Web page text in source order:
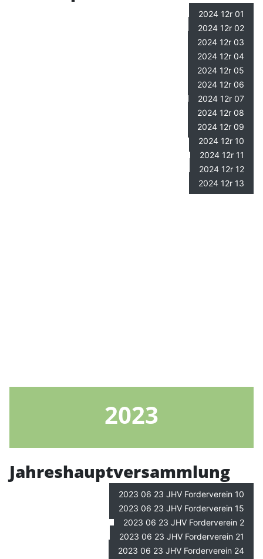
2024 12r 01
2024 12r 02
2024 12r 03
2024 12r 04
2024 12r 05
2024 12r 06
2024 12r 07
2024 12r 08
2024 12r 09
2024 12r 10
2024 12r 11
2024 12r 12
2024 12r 13
2023
Jahreshauptversammlung
2023 06 23 JHV Forderverein 10
2023 06 23 JHV Forderverein 15
2023 06 23 JHV Forderverein 2
2023 06 23 JHV Forderverein 21
2023 06 23 JHV Forderverein 24